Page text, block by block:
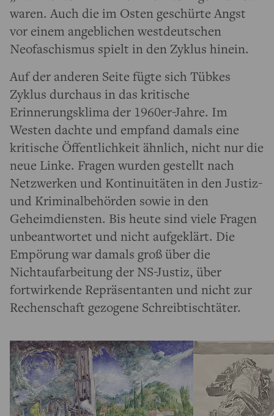
waren. Auch die im Osten geschürte Angst
vor einem angeblichen westdeutschen
Neofaschismus spielt in den Zyklus hinein.
Auf der anderen Seite fügte sich Tübkes
Zyklus durchaus in das kritische
Erinnerungsklima der 1960er-Jahre. Im
Westen dachte und empfand damals eine
kritische Öffentlichkeit ähnlich, nicht nur die
neue Linke. Fragen wurden gestellt nach
Netzwerken und Kontinuitäten in den Justiz-
und Kriminalbehörden sowie in den
Geheimdiensten. Bis heute sind viele Fragen
unbeantwortet und nicht aufgeklärt. Die
Empörung war damals groß über die
Nichtaufarbeitung der NS-Justiz, über
fortwirkende Repräsentanten und nicht zur
Rechenschaft gezogene Schreibtischtäter.